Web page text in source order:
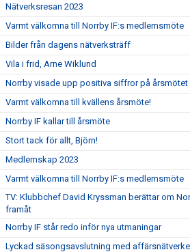
Nätverksresan 2023
Varmt välkomna till Norrby IF:s medlemsmöte
Bilder från dagens nätverksträff
Vila i frid, Arne Wiklund
Norrby visade upp positiva siffror på årsmötet
Varmt välkomna till kvällens årsmöte!
Norrby IF kallar till årsmöte
Stort tack för allt, Björn!
Medlemskap 2023
Varmt välkomna till Norrby IF:s medlemsmöte
TV: Klubbchef David Kryssman berättar om
framåt
Norrby IF står redo inför nya utmaningar
Lyckad säsongsavslutning med